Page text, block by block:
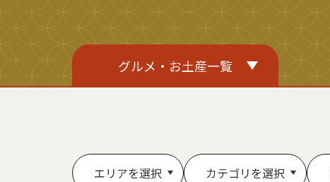
グルメ・お土産一覧
エリアを選択 カテゴリを選択